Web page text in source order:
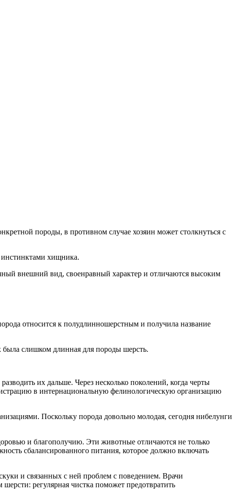
породы, в противном случае хозяин может столкнуться с
хищника.
внешний вид, своенравный характер и отличаются высоким
относится к полудлинношерстным и получила название
была слишком длинная для породы шерсть.
их дальше. Через несколько поколений, когда черты
в интернациональную фелинологическую организацию
Поскольку порода довольно молодая, сегодня нибелунги
и благополучию. Эти животные отличаются не только
сбалансированного питания, которое должно включать
и связанных с ней проблем с поведением. Врачи
регулярная чистка поможет предотвратить